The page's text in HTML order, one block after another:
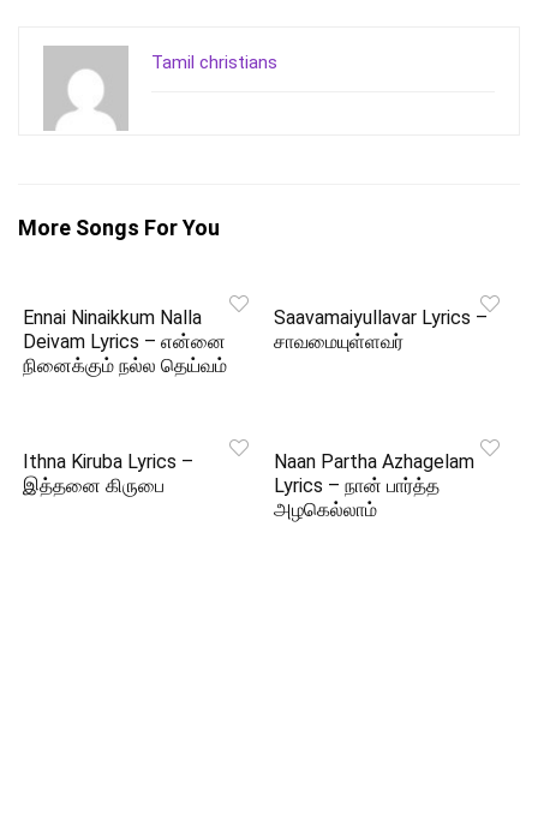
Tamil christians
More Songs For You
Ennai Ninaikkum Nalla
Deivam Lyrics – என்னை
நினைக்கும் நல்ல தெய்வம்
Saavamaiyullavar Lyrics –
சாவமையுள்ளவர்
Ithna Kiruba Lyrics –
இத்தனை கிருபை
Naan Partha Azhagelam
Lyrics – நான் பார்த்த
அழகெல்லாம்